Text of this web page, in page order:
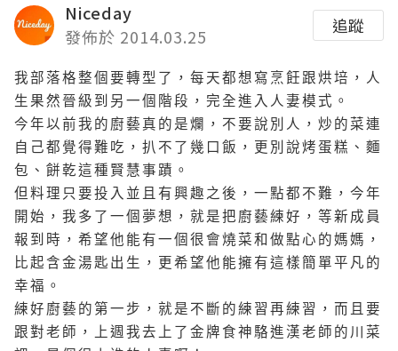
Niceday
發佈於 2014.03.25
追蹤
我部落格整個要轉型了，每天都想寫烹飪跟烘培，人
生果然晉級到另一個階段，完全進入人妻模式。
今年以前我的廚藝真的是爛，不要說別人，炒的菜連
自己都覺得難吃，扒不了幾口飯，更別說烤蛋糕、麵
包、餅乾這種賢慧事蹟。
但料理只要投入並且有興趣之後，一點都不難，今年
開始，我多了一個夢想，就是把廚藝練好，等新成員
報到時，希望他能有一個很會燒菜和做點心的媽媽，
比起含金湯匙出生，更希望他能擁有這樣簡單平凡的
幸福。
練好廚藝的第一步，就是不斷的練習再練習，而且要
跟對老師，上週我去上了金牌食神駱進漢老師的川菜